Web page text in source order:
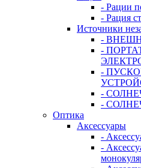
- Рации
- Рация
Источники
-
-
-
-
-
Оптика
Аксессуары
-
-